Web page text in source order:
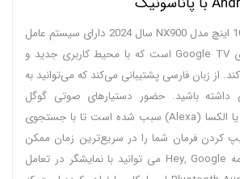
تلویزیون پاناسونیک 100 اینچ مدل NX900 سال 2024 دارای سیستم عامل
Android با رابط کاربری Google TV است که با محیط کاربری جدید و
از زبان فارسی پشتیبانی می‌کند که می‌توانید به
باشید. حضور دستیارهای صوتی گوگل
(Google Assistant) یا الکسا (Alexa) سبب شده است تا با جستجوی
کردن فرمان شما را در سریع‌ترین زمان ممکن
اجرا کند. از طریق برنامه Hey, Google می توانید با نمایشگر در تعامل